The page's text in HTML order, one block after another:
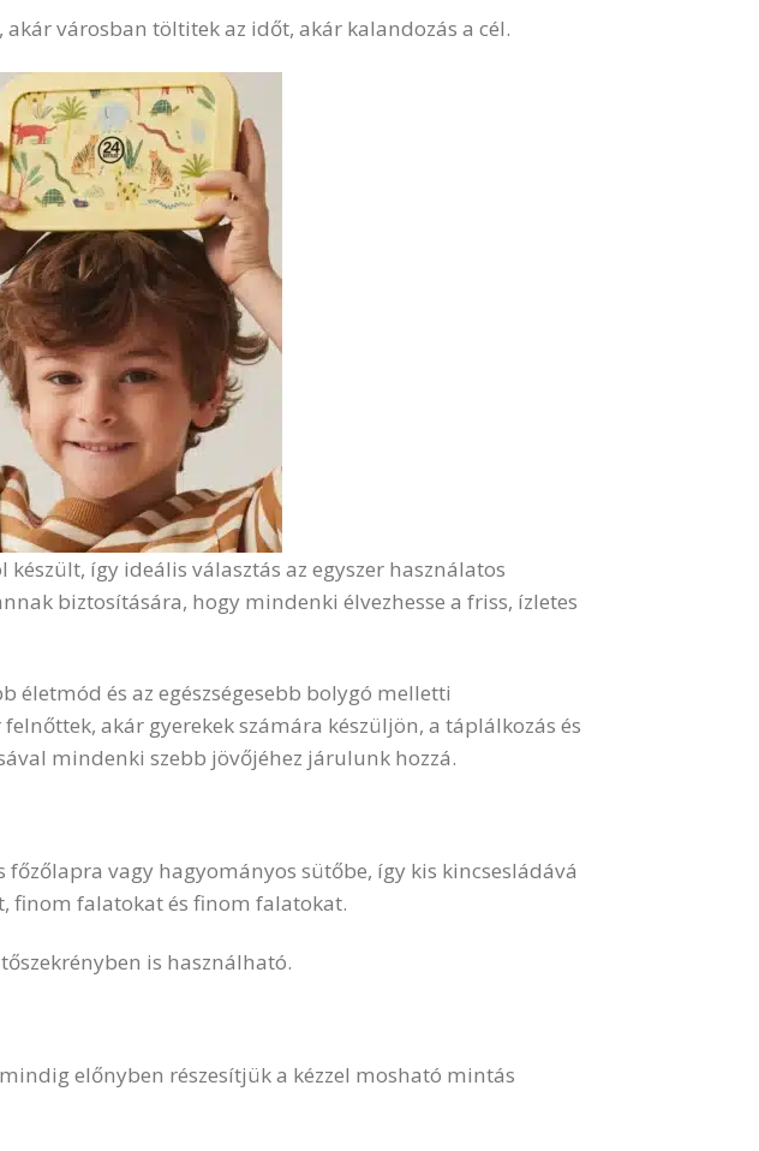
városban töltitek az időt, akár kalandozás a cél.
így ideális választás az egyszer használatos
biztosítására, hogy mindenki élvezhesse a friss, ízletes
életmód és az egészségesebb bolygó melletti
akár gyerekek számára készüljön, a táplálkozás és
mindenki szebb jövőjéhez járulunk hozzá.
vagy hagyományos sütőbe, így kis kincsesládává
finom falatokat és finom falatokat.
is használható.
előnyben részesítjük a kézzel mosható mintás